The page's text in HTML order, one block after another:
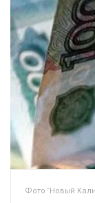
Фото "Новый